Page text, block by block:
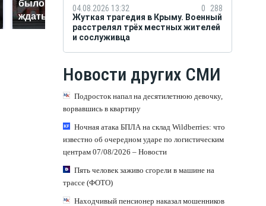
было с 1945: чего
ждать всем нам?
ажиотаж из-за этого
продукта: что купить?
04.08.2026 13:32 0
288
Жуткая трагедия в Крыму. Военный
расстрелял трёх местных жителей
и сослуживца
Новости других СМИ
Подросток напал на десятилетнюю девочку,
ворвавшись в квартиру
Ночная атака БПЛА на склад Wildberries: что
известно об очередном ударе по логистическим
центрам 07/08/2026 – Новости
Пять человек заживо сгорели в машине на
трассе (ФОТО)
Находчивый пенсионер наказал мошенников